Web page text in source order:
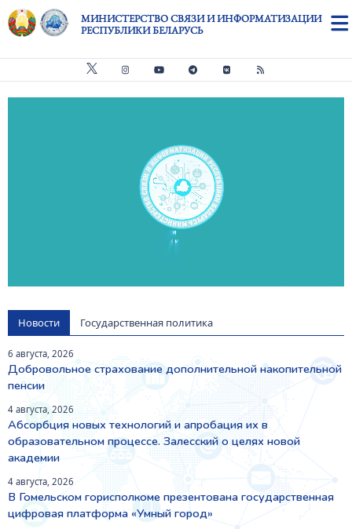
Перейти к основному содержанию
МИНИСТЕРСТВО СВЯЗИ И ИНФОРМАТИЗАЦИИ
РЕСПУБЛИКИ БЕЛАРУСЬ
Новости Государственная политика
6 августа, 2026
Добровольное страхование дополнительной накопительной
пенсии
4 августа, 2026
Абсорбция новых технологий и апробация их в
образовательном процессе. Залесский о целях новой
академии
4 августа, 2026
В Гомельском горисполкоме презентована государственная
цифровая платформа «Умный город»